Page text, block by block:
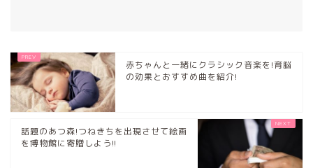
赤ちゃんと一緒にクラシック音楽を!育脳
の効果とおすすめ曲を紹介!
話題のあつ森!つねきちを出現させて絵画
を博物館に寄贈しよう!!